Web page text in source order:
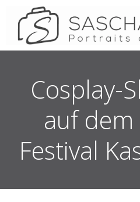
Cosplay-
auf dem
Festival